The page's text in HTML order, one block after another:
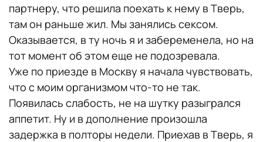
партнеру, что решила поехать к нему в Тверь,
там он раньше жил. Мы занялись сексом.
Оказывается, в ту ночь я и забеременела, но на
тот момент об этом еще не подозревала.
Уже по приезде в Москву я начала чувствовать,
что с моим организмом что-то не так.
Появилась слабость, не на шутку разыгрался
аппетит. Ну и в дополнение произошла
задержка в полторы недели. Приехав в Тверь, я